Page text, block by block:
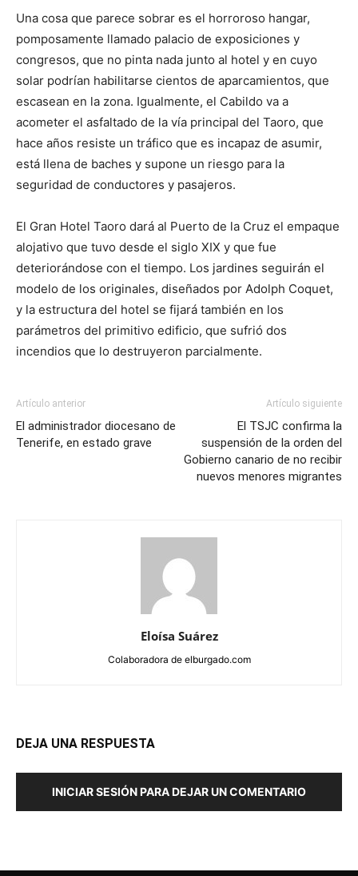
Una cosa que parece sobrar es el horroroso hangar,
pomposamente llamado palacio de exposiciones y
congresos, que no pinta nada junto al hotel y en cuyo
solar podrían habilitarse cientos de aparcamientos, que
escasean en la zona. Igualmente, el Cabildo va a
acometer el asfaltado de la vía principal del Taoro, que
hace años resiste un tráfico que es incapaz de asumir,
está llena de baches y supone un riesgo para la
seguridad de conductores y pasajeros.
El Gran Hotel Taoro dará al Puerto de la Cruz el empaque
alojativo que tuvo desde el siglo XIX y que fue
deteriorándose con el tiempo. Los jardines seguirán el
modelo de los originales, diseñados por Adolph Coquet,
y la estructura del hotel se fijará también en los
parámetros del primitivo edificio, que sufrió dos
incendios que lo destruyeron parcialmente.
Artículo anterior
El administrador diocesano de
Tenerife, en estado grave
Artículo siguiente
El TSJC confirma la
suspensión de la orden del
Gobierno canario de no recibir
nuevos menores migrantes
Eloísa Suárez
Colaboradora de elburgado.com
DEJA UNA RESPUESTA
INICIAR SESIÓN PARA DEJAR UN COMENTARIO